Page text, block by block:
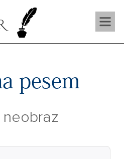
pesem
neobraz